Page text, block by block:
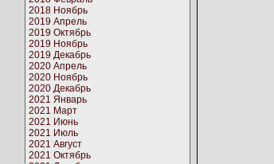
2018 Ноябрь
2019 Апрель
2019 Октябрь
2019 Ноябрь
2019 Декабрь
2020 Апрель
2020 Ноябрь
2020 Декабрь
2021 Январь
2021 Март
2021 Июнь
2021 Июль
2021 Август
2021 Октябрь